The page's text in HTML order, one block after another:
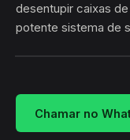
desentupir caixas
potente sistema de
HIDROSUCÇÃO
Chamar no